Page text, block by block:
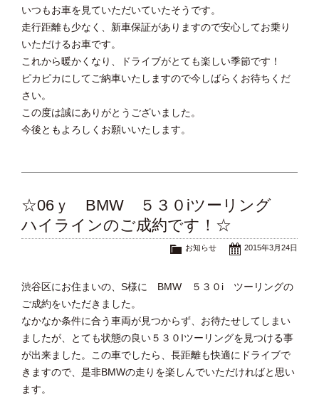
いつもお車を見ていただいていたそうです。
走行距離も少なく、新車保証がありますので安心してお乗り
いただけるお車です。
これから暖かくなり、ドライブがとても楽しい季節です！
ピカピカにしてご納車いたしますので今しばらくお待ちくだ
さい。
この度は誠にありがとうございました。
今後ともよろしくお願いいたします。
☆06ｙ BMW ５３０iツーリング
ハイラインのご成約です！☆
2015年3月24日
お知らせ
渋谷区にお住まいの、S様に BMW ５３０i ツーリングの
ご成約をいただきました。
なかなか条件に合う車両が見つからず、お待たせしてしまい
ましたが、とても状態の良い５３０Iツーリングを見つける事
が出来ました。この車でしたら、長距離も快適にドライブで
きますので、是非BMWの走りを楽しんでいただければと思い
ます。